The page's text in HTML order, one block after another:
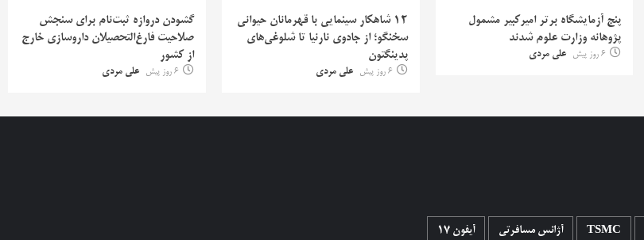
پنج آزمایشگاه برتر امیرکبیر مشمول
پژوهانه وزارت علوم شدند
6 روز پیش علی مردی
۱۲ شاهکار سینمایی با قهرمانان حیوانی
سخنگو؛ از جادوی نارنیا تا شلوغی‌های
پدینگتون
6 روز پیش علی مردی
گشودن دروازه ثبت‌نام برای سنجش
صلاحیت فارغ‌التحصیلان داروسازی خارج
از کشور
6 روز پیش علی مردی
TSMC آژانس مسافرتی آیفون 17